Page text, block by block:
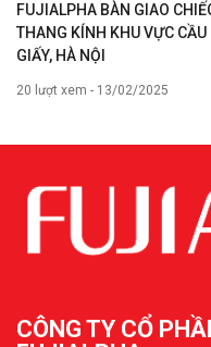
FUJIALPHA BÀN GIAO
THANG KÍNH KHU VỰC CẦU
GIẤY, HÀ NỘI
20 lượt xem - 13/02/2025
CÔNG TY CỔ